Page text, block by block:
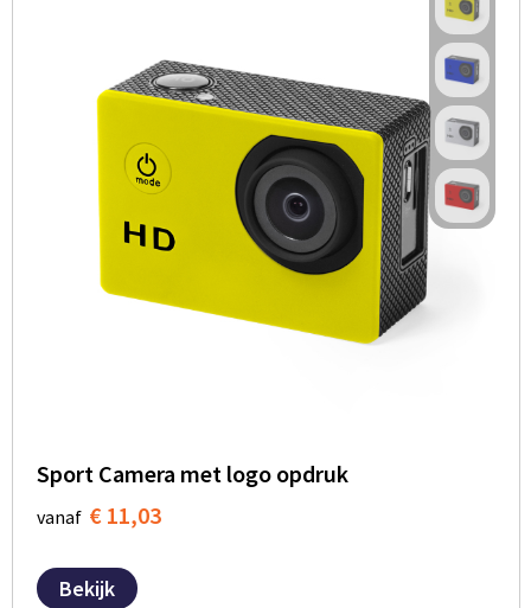
Sport Camera met logo opdruk
vanaf € 11,03
Bekijk